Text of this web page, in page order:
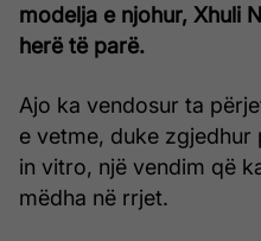
modelja e njohur, Xhuli
herë të parë.
Ajo ka vendosur ta
e vetme, duke
in vitro, një vendim që
mëdha në rrjet.